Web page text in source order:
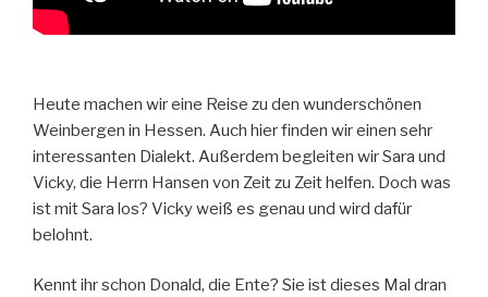
Heute machen wir eine Reise zu den wunderschönen
Weinbergen in Hessen. Auch hier finden wir einen sehr
interessanten Dialekt. Außerdem begleiten wir Sara und
Vicky, die Herrn Hansen von Zeit zu Zeit helfen. Doch was
ist mit Sara los? Vicky weiß es genau und wird dafür
belohnt.
Kennt ihr schon Donald, die Ente? Sie ist dieses Mal dran